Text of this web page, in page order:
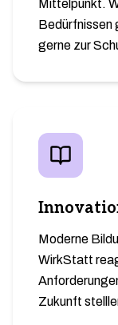
Mittelpunkt.
Bedürfnissen
gerne zur
Moderne
WirkStatt
Zukunft